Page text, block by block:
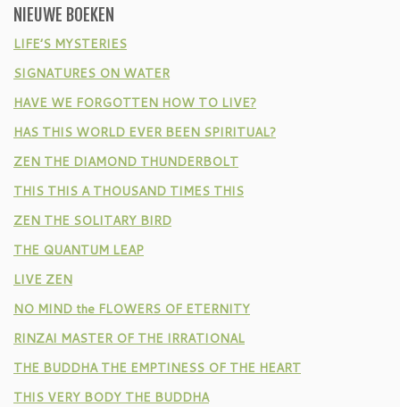
NIEUWE BOEKEN
LIFE’S MYSTERIES
SIGNATURES ON WATER
HAVE WE FORGOTTEN HOW TO LIVE?
HAS THIS WORLD EVER BEEN SPIRITUAL?
ZEN THE DIAMOND THUNDERBOLT
THIS THIS A THOUSAND TIMES THIS
ZEN THE SOLITARY BIRD
THE QUANTUM LEAP
LIVE ZEN
NO MIND the FLOWERS OF ETERNITY
RINZAI MASTER OF THE IRRATIONAL
THE BUDDHA THE EMPTINESS OF THE HEART
THIS VERY BODY THE BUDDHA